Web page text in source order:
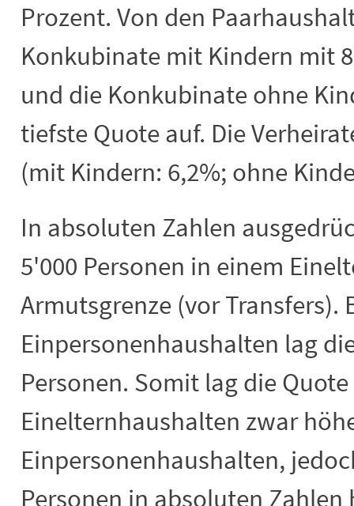
Prozent. Von den
Konkubinate mit Kindern mit
und die Konkubinate ohne
tiefste Quote auf. Die
(mit Kindern: 6,2%; ohne
In absoluten Zahlen
5'000 Personen in einem
Armutsgrenze (vor Transfers).
Einpersonenhaushalten lag
Personen. Somit lag die
Einelternhaushalten zwar
Einpersonenhaushalten,
Personen in absoluten Zahlen